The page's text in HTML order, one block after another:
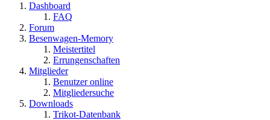
Dashboard
FAQ
Forum
Besenwagen-Memory
Meistertitel
Errungenschaften
Mitglieder
Benutzer online
Mitgliedersuche
Downloads
Trikot-Datenbank